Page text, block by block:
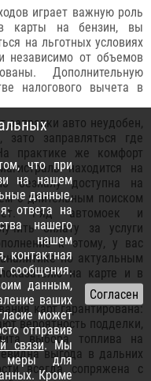
играет важную роль
карты на бензин, вы
на льготных условиях
независимо от объемов
Дополнительную
налогового вычета в
заправки авто неудобен,
заправляться где
практике же комфорт
находится на
безналу доступна на
с длительным поиском
Ряд автомоек и
оплату за услуги
к этому, у вас
по актуальным
на карте и в
карт гарантирована:
вероятность подделки,
выбора топлива на
выгода в дальних
всегда сопряжена с
что при
на нашем
данные,
ответа на
нашего
нашем
контактная
сообщения.
данным,
ваших
может
отправив
связи. Мы
меры для
Кроме